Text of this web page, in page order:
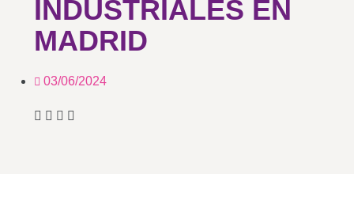
INDUSTRIALES EN
MADRID
03/06/2024